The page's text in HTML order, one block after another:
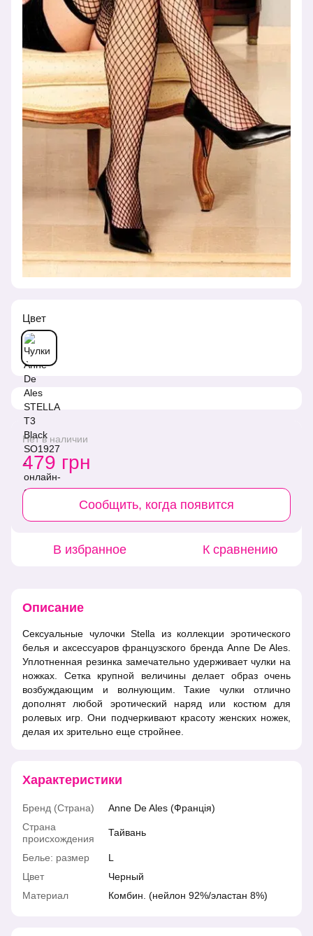
Цвет
Нет в наличии
479 грн
Сообщить, когда появится
В избранное К сравнению
Описание
Сексуальные чулочки Stella из коллекции эротического
белья и аксессуаров французского бренда Anne De Ales.
Уплотненная резинка замечательно удерживает чулки на
ножках. Сетка крупной величины делает образ очень
возбуждающим и волнующим. Такие чулки отлично
дополнят любой эротический наряд или костюм для
ролевых игр. Они подчеркивают красоту женских ножек,
делая их зрительно еще стройнее.
Характеристики
Бренд (Страна)
Anne De Ales (Франція)
Страна
происхождения
Тайвань
Белье: размер
L
Цвет
Черный
Материал
Комбин. (нейлон 92%/эластан 8%)